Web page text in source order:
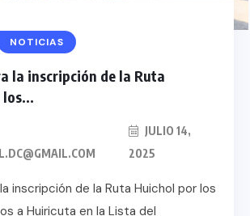
NOTICIAS
la inscripción de la Ruta
JULIO 14,
2025
inscripción de la Ruta Huichol por los
a Huiricuta en la Lista del